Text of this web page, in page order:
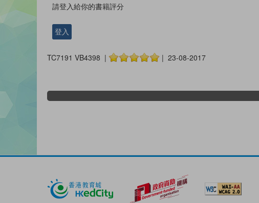
請登入給你的書籍評分
登入
TC7191 VB4398 | | 23-08-2017